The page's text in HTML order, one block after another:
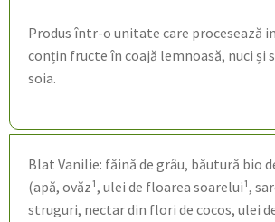
Produs într-o unitate care procesează
conțin fructe în coajă lemnoasă, nuci și
soia.
Blat Vanilie: făină de grâu, băutură bio
(apă, ovăz¹, ulei de floarea soarelui¹,
struguri, nectar din flori de cocos, ulei